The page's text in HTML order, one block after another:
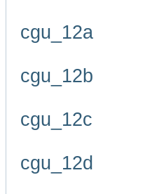
cgu_12a
cgu_12b
cgu_12c
cgu_12d